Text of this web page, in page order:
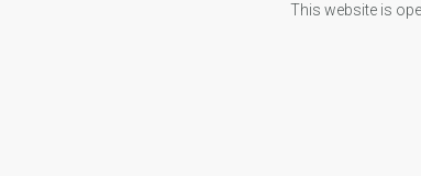
This website is